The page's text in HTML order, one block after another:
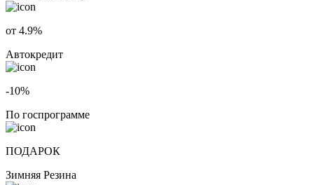
от 4.9%
Автокредит
-10%
По госпрограмме
ПОДАРОК
Зимняя Резина